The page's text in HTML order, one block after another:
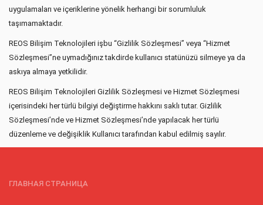
uygulamaları ve içeriklerine yönelik herhangi bir sorumluluk
taşımamaktadır.
REOS Bilişim Teknolojileri işbu “Gizlilik Sözleşmesi” veya “Hizmet
Sözleşmesi”ne uymadığınız takdirde kullanıcı statünüzü silmeye ya da
askıya almaya yetkilidir.
REOS Bilişim Teknolojileri Gizlilik Sözleşmesi ve Hizmet Sözleşmesi
içerisindeki her türlü bilgiyi değiştirme hakkını saklı tutar. Gizlilik
Sözleşmesi’nde ve Hizmet Sözleşmesi’nde yapılacak her türlü
düzenleme ve değişiklik Kullanıcı tarafından kabul edilmiş sayılır.
ГЛАВНАЯ СТРАНИЦА